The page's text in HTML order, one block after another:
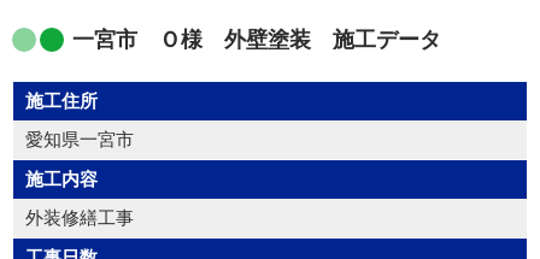
一宮市 Ｏ様 外壁塗装 施工データ
施工住所
愛知県一宮市
施工内容
外装修繕工事